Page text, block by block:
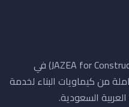
تأسست شركة JAZEA for Construction Chemicals (JCC) في
من كيماويات البناء لخدمة
السعودية.